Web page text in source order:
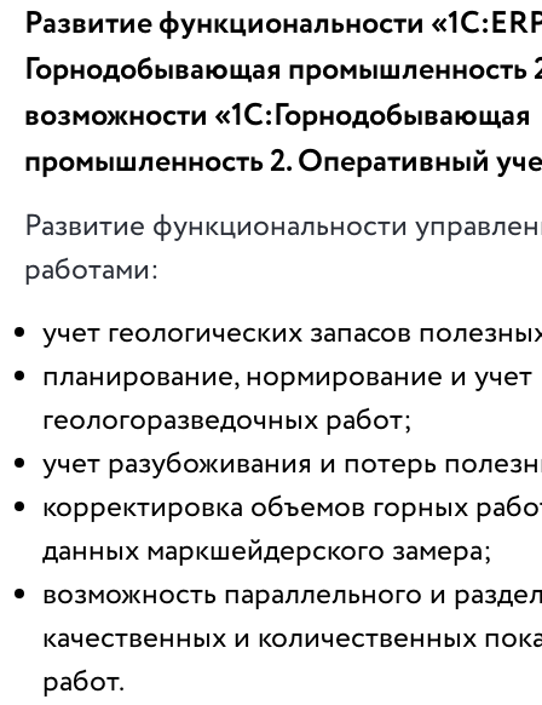
Развитие функциональности
Горнодобывающая промышленность
возможности «1С:Горнодобывающая
промышленность 2. Оперативный
Развитие функциональности
работами:
учет геологических запасов
планирование, нормирование и учет
геологоразведочных работ;
учет разубоживания и потерь
корректировка объемов горных
данных маркшейдерского замера;
возможность параллельного и
качественных и количественных
работ.